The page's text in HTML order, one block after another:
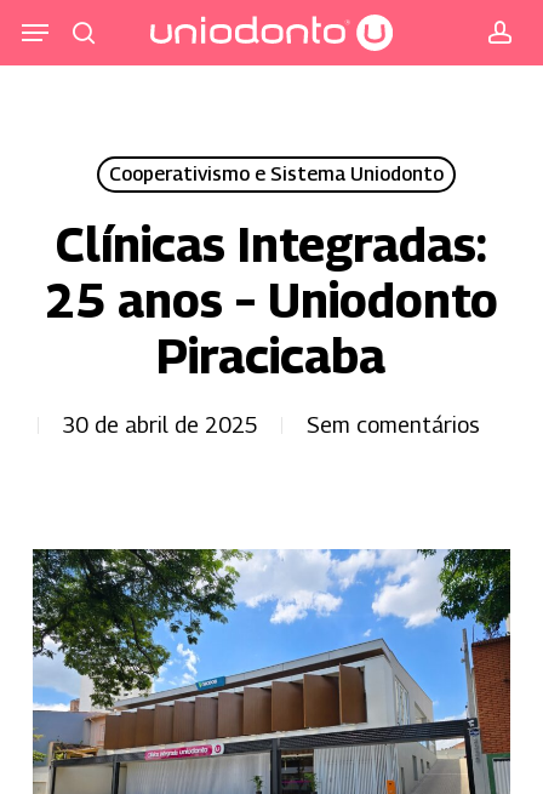
para
Menu
Cooperativismo e Sistema Uniodonto
Clínicas Integradas:
25 anos – Uniodonto
Piracicaba
30 de abril de 2025 Sem comentários